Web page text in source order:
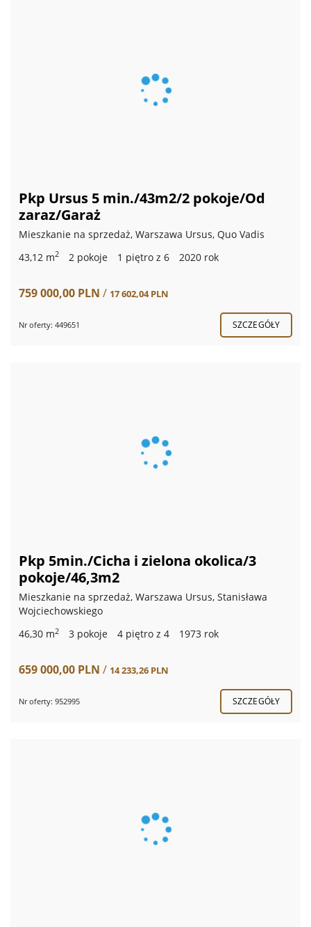
Pkp Ursus 5 min./43m2/2 pokoje/Od
zaraz/Garaż
Mieszkanie na sprzedaż, Warszawa Ursus, Quo Vadis
43,12 m2 2 pokoje 1 piętro z 6 2020 rok
759 000,00 PLN / 17 602,04 PLN
Nr oferty: 449651 SZCZEGÓŁY
Pkp 5min./Cicha i zielona okolica/3
pokoje/46,3m2
Mieszkanie na sprzedaż, Warszawa Ursus, Stanisława
Wojciechowskiego
46,30 m2 3 pokoje 4 piętro z 4 1973 rok
659 000,00 PLN / 14 233,26 PLN
Nr oferty: 952995 SZCZEGÓŁY